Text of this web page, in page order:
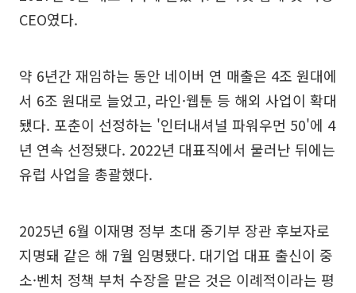
CEO였다.
약 6년간 재임하는 동안 네이버 연 매출은 4조 원대에
서 6조 원대로 늘었고, 라인·웹툰 등 해외 사업이 확대
됐다. 포춘이 선정하는 '인터내셔널 파워우먼 50'에 4
년 연속 선정됐다. 2022년 대표직에서 물러난 뒤에는
유럽 사업을 총괄했다.
2025년 6월 이재명 정부 초대 중기부 장관 후보자로
지명돼 같은 해 7월 임명됐다. 대기업 대표 출신이 중
소·벤처 정책 부처 수장을 맡은 것은 이례적이라는 평